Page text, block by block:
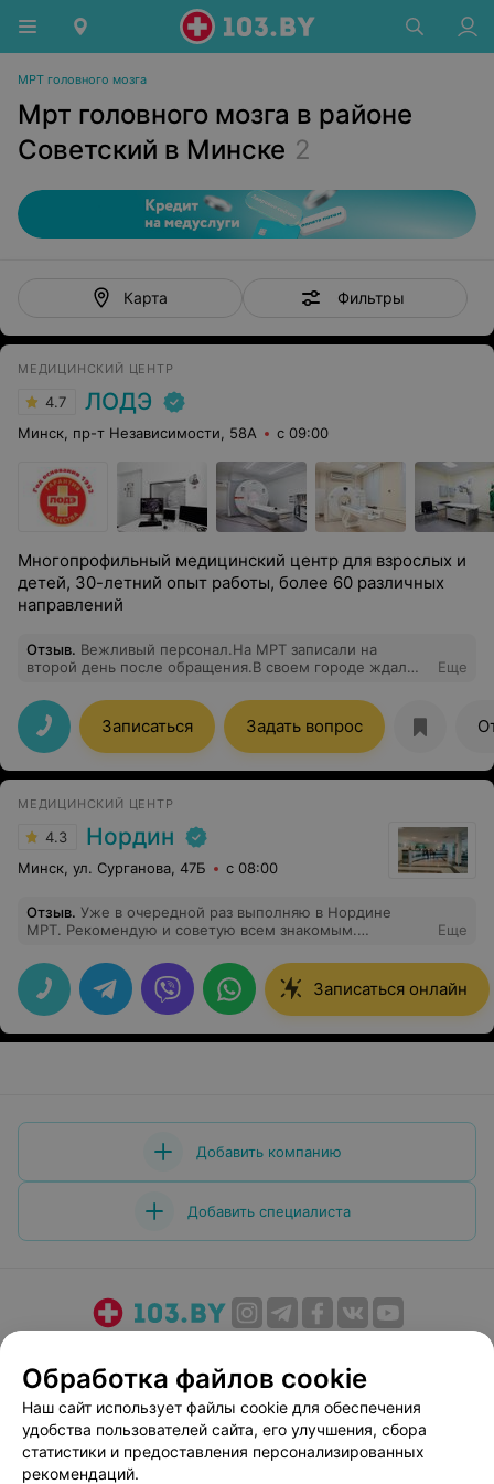
МРТ головного мозга
Мрт головного мозга в районе
Советский в Минске 2
Карта Фильтры
МЕДИЦИНСКИЙ ЦЕНТР
4.7 ЛОДЭ
Минск, пр-т Независимости, 58А с 09:00
Многопрофильный медицинский центр для взрослых и
детей, 30-летний опыт работы, более 60 различных
направлений
Отзыв. Вежливый персонал.На МРТ записали на
второй день после обращения.В своем городе ждал
Еще
Записаться Задать вопрос
МЕДИЦИНСКИЙ ЦЕНТР
4.3 Нордин
Минск, ул. Сурганова, 47Б с 08:00
Отзыв. Уже в очередной раз выполняю в Нордине
МРТ. Рекомендую и советую всем знакомым.
персонал, отзывчивые и профессиональные врачи.
Быстрый, а главное качественный результат. Огромное
всем спасибо!
Еще
Записаться онлайн
Добавить компанию
Добавить специалиста
Медицинский маркетинг
Публичный договор
Пользовательское соглашение
Способы оплаты
Вакансии
Партнеры
Обработка файлов cookie
Наш сайт использует файлы cookie для обеспечения
удобства пользователей сайта, его улучшения, сбора
статистики и предоставления персонализированных
рекомендаций.